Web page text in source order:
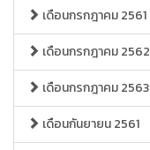
เดือนกรกฎาคม 2561
เดือนกรกฎาคม 2562
เดือนกรกฎาคม 2563
เดือนกันยายน 2561